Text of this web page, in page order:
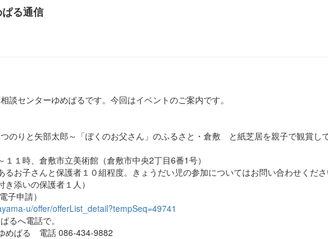
る通信
談センターゆめぱるです。今回はイベントのご案内です。
りと矢部太郎～「ぼくのお父さん」のふるさと・倉敷 と紙芝居を親子で観賞し
１時、倉敷市立美術館（倉敷市中央2丁目6番1号）
お子さんと保護者１０組程度。きょうだい児の参加についてはお問い合わせくださ
添いの保護者１人）
子申請）
u/offer/offerList_detail?tempSeq=49741
るへ電話で。
めぱる 電話 086-434-9882